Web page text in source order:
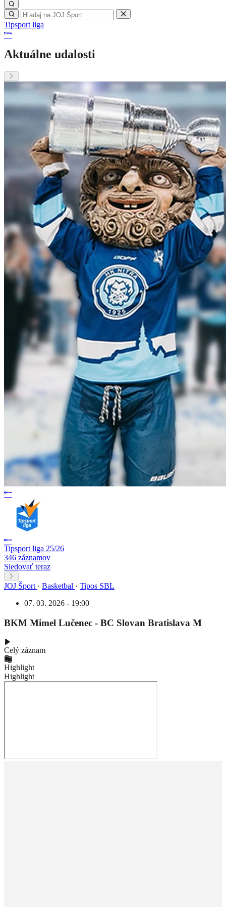
Tipsport liga
Aktuálne udalosti
Tipsport liga 25/26
346 záznamov
Sledovať teraz
JOJ Šport · Basketbal · Tipos SBL
07. 03. 2026 - 19:00
BKM Mimel Lučenec - BC Slovan Bratislava M
Celý záznam
Highlight
Highlight